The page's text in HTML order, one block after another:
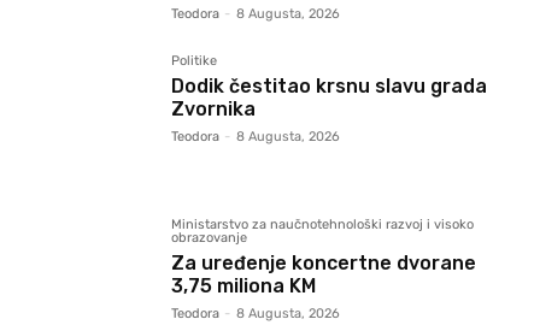
Teodora - 8 Augusta, 2026
Politike
Dodik čestitao krsnu slavu grada
Zvornika
Teodora - 8 Augusta, 2026
Ministarstvo za naučnotehnološki razvoj i visoko
obrazovanje
Za uređenje koncertne dvorane
3,75 miliona KM
Teodora - 8 Augusta, 2026